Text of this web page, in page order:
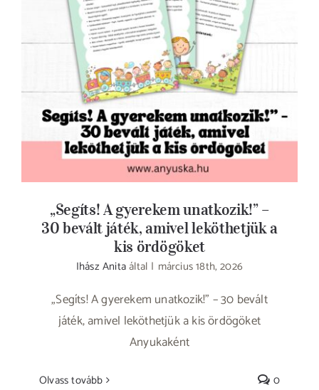
„Segíts! A gyerekem unatkozik!” – 30 bevált
játék, amivel leköthetjük a kis ördögöket
„Segíts! A gyerekem unatkozik!” –
30 bevált játék, amivel leköthetjük a
kis ördögöket
Ihász Anitaáltal | március 18th, 2026
„Segíts! A gyerekem unatkozik!” – 30 bevált
játék, amivel leköthetjük a kis ördögöket
Anyukaként
Olvass tovább 0